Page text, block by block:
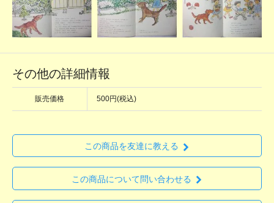
その他の詳細情報
販売価格 500円(税込)
この商品を友達に教える
この商品について問い合わせる